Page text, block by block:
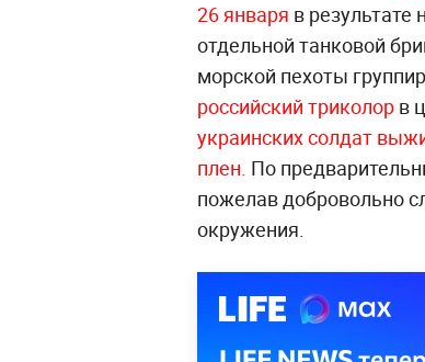
26 января в результате
отдельной танковой
морской пехоты
российский триколор в
украинских солдат
плен. По
пожелав добровольно
окружения.